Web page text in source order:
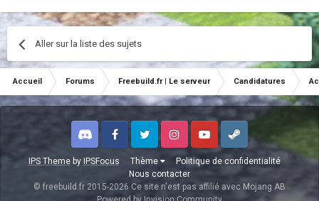
Aller sur la liste des sujets
Accueil Forums Freebuild.fr | Le serveur Candidatures
IPS Themeby IPSFocus Thème
Politique de confidentialité
Nous contacter
Discord FacebookTwitter InstagramYoutubeSteam
© freebuild.fr 2015-2026 Ce site n'est pas affilié avec Mojang AB